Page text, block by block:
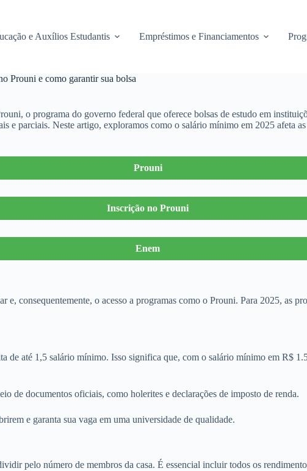
e Auxílios Estudantis Empréstimos e Financiamentos
Prouni e como garantir sua bolsa
o programa do governo federal que oferece bolsas de estudo em
e parciais. Neste artigo, exploramos como o salário mínimo em 2025 afeta
Prouni
Inscrição no Prouni
Enem
consequentemente, o acesso a programas como o Prouni. Para 2025, as
de até 1,5 salário mínimo. Isso significa que, com o salário mínimo em R$
de documentos oficiais, como holerites e declarações de imposto de renda.
e garanta sua vaga em uma universidade de qualidade.
pelo número de membros da casa. É essencial incluir todos os